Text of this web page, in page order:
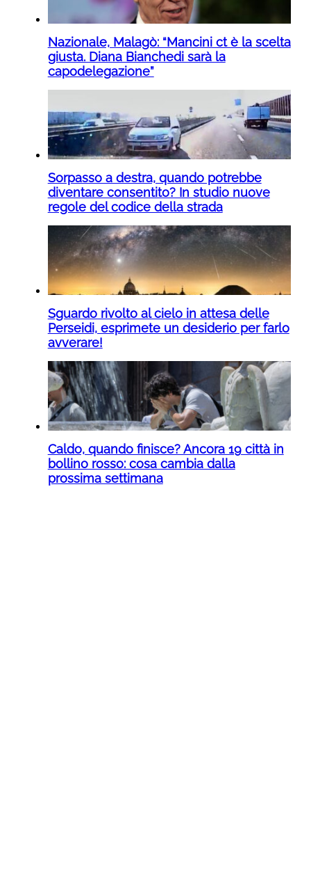
Nazionale, Malagò: “Mancini ct è la scelta
giusta. Diana Bianchedi sarà la
capodelegazione”
Sorpasso a destra, quando potrebbe
diventare consentito? In studio nuove
regole del codice della strada
Sguardo rivolto al cielo in attesa delle
Perseidi, esprimete un desiderio per farlo
avverare!
Caldo, quando finisce? Ancora 19 città in
bollino rosso: cosa cambia dalla
prossima settimana